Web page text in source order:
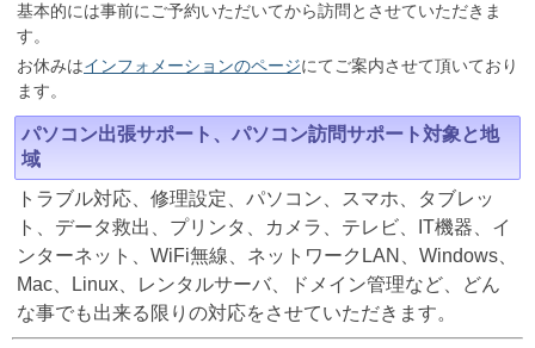
基本的には事前にご予約いただいてから訪問とさせていただきま
す。
お休みはインフォメーションのページにてご案内させて頂いており
ます。
パソコン出張サポート、パソコン訪問サポート対象と地
域
トラブル対応、修理設定、パソコン、スマホ、タブレッ
ト、データ救出、プリンタ、カメラ、テレビ、IT機器、イ
ンターネット、WiFi無線、ネットワークLAN、Windows、
Mac、Linux、レンタルサーバ、ドメイン管理など、どん
な事でも出来る限りの対応をさせていただきます。